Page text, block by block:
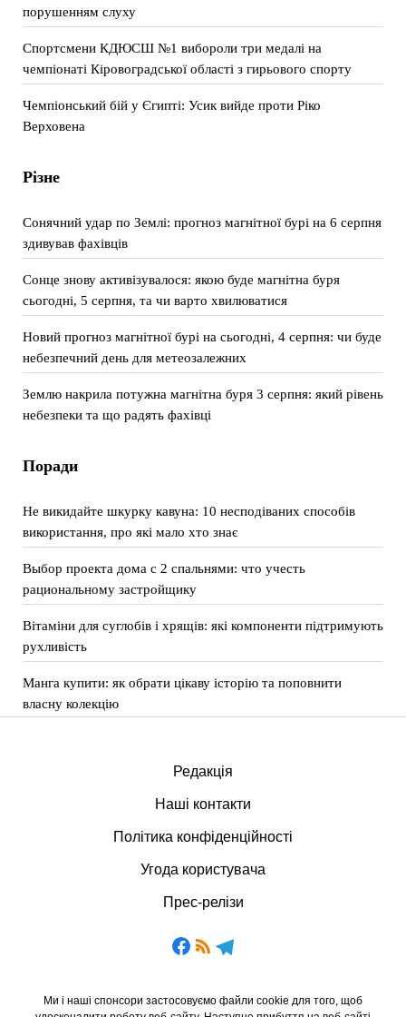
порушенням слуху
Спортсмени КДЮСШ №1 вибороли три медалі на
чемпіонаті Кіровоградської області з гирьового спорту
Чемпіонський бій у Єгипті: Усик вийде проти Ріко
Верховена
Різне
Сонячний удар по Землі: прогноз магнітної бурі на 6 серпня
здивував фахівців
Сонце знову активізувалося: якою буде магнітна буря
сьогодні, 5 серпня, та чи варто хвилюватися
Новий прогноз магнітної бурі на сьогодні, 4 серпня: чи буде
небезпечний день для метеозалежних
Землю накрила потужна магнітна буря 3 серпня: який рівень
небезпеки та що радять фахівці
Поради
Не викидайте шкурку кавуна: 10 несподіваних способів
використання, про які мало хто знає
Выбор проекта дома с 2 спальнями: что учесть
рациональному застройщику
Вітаміни для суглобів і хрящів: які компоненти підтримують
рухливість
Манга купити: як обрати цікаву історію та поповнити
власну колекцію
Редакція
Наші контакти
Політика конфіденційності
Угода користувача
Прес-релізи
Ми і наші спонсори застосовуємо файли cookie для того, щоб